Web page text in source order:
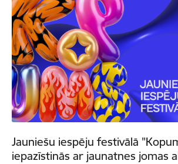
Jauniešu iespēju festivālā
iepazīstinās ar jaunatnes jomas